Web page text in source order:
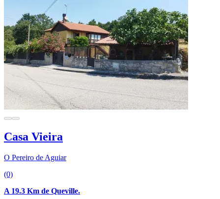
Casa Vieira
O Pereiro de Aguiar
(0)
A 19.3 Km de Queville.